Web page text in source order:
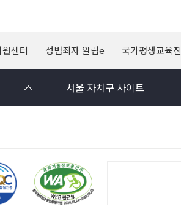
센터 성범죄자 알림e 국가평생교육
서울 자치구 사이트